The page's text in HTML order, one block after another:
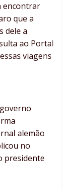
encontrar
que a
dele a
ao Portal
viagens
alemão
no
presidente